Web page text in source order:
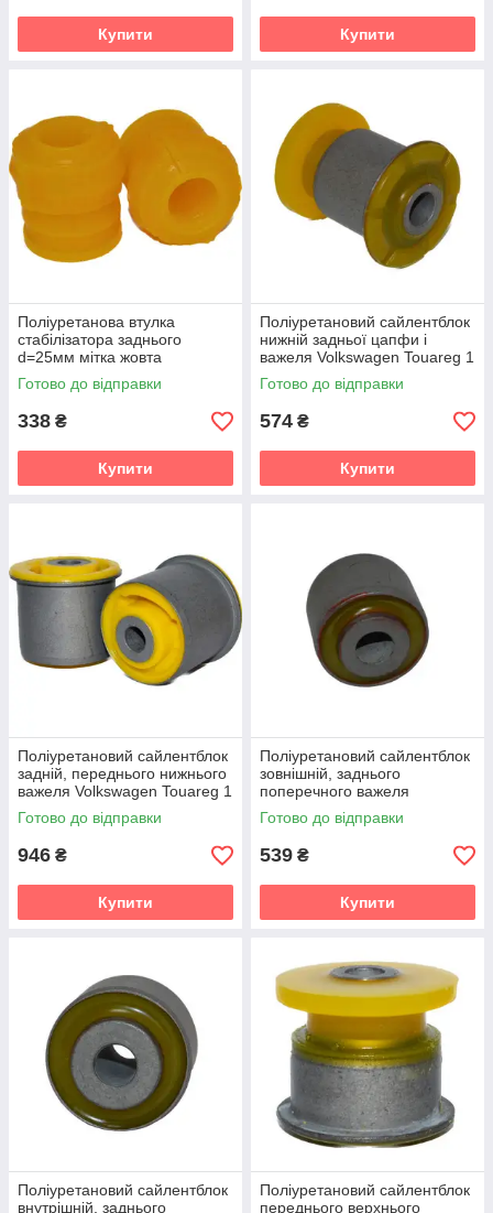
Купити Купити
Поліуретанова втулка
стабілізатора заднього
d=25мм мітка жовта
Volkswagen Touareg 1 gen.
(7L) Кроссовер (2002-2010)
Готово до відправки
338 ₴
Купити
Поліуретановий сайлентблок
нижній задньої цапфи і
важеля Volkswagen Touareg 1
gen. (7L) Кроссовер (2002-
2010) v19
Готово до відправки
574 ₴
Купити
Поліуретановий сайлентблок
задній, переднього нижнього
важеля Volkswagen Touareg 1
gen. (7L) Кроссовер (2002-
2010) v19
Готово до відправки
946 ₴
Купити
Поліуретановий сайлентблок
зовнішній, заднього
поперечного важеля
Volkswagen Touareg 1 gen.
(7L) Кроссовер (2002-2010)
Готово до відправки
539 ₴
Купити
Поліуретановий сайлентблок
внутрішній, заднього
Поліуретановий сайлентблок
переднього верхнього